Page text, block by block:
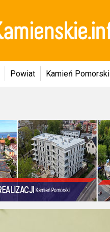
Powiat Kamień Pomorski